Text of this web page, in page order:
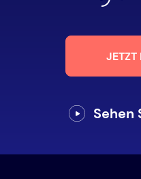
JETZT
Sehen